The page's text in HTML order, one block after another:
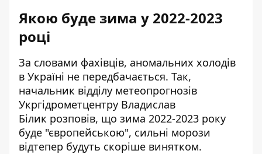
Якою буде зима у 2022-2023
році
За словами фахівців, аномальних холодів
в Україні не передбачається. Так,
начальник відділу метеопрогнозів
Укргідрометцентру Владислав
Білик розповів, що зима 2022-2023 року
буде "європейською", сильні морози
відтепер будуть скоріше винятком.